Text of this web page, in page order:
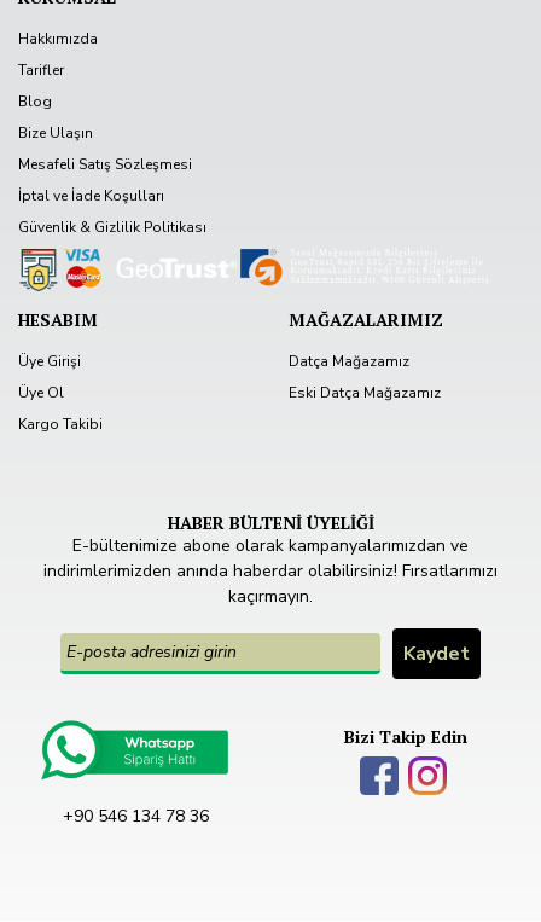
Hakkımızda
Tarifler
Blog
Bize Ulaşın
Mesafeli Satış Sözleşmesi
İptal ve İade Koşulları
Güvenlik & Gizlilik Politikası
HESABIM
Üye Girişi
Üye Ol
Kargo Takibi
MAĞAZALARIMIZ
Datça Mağazamız
Eski Datça Mağazamız
HABER BÜLTENİ ÜYELİĞİ
E-bültenimize abone olarak kampanyalarımızdan ve
indirimlerimizden anında haberdar olabilirsiniz! Fırsatlarımızı
kaçırmayın.
+90 546 134 78 36
Bizi Takip Edin